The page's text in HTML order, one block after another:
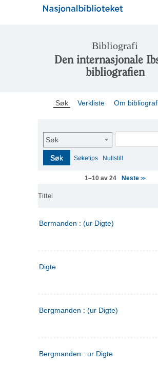
Bibliografi
Den internasjonale
bibliografien
Søk Verkliste Om
Søk
Søk Søketips Nullstill
1–10 av 24 Neste>>
Tittel
Bermanden : (ur Digte)
Digte
Bergmanden : (ur Digte)
Bergmanden : ur Digte